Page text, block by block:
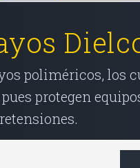
poliméricos, los
protegen